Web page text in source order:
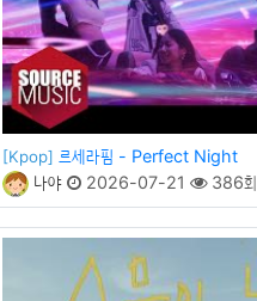
[Kpop] 르세라핌 - Perfect Night
나야
2026-07-21 386회